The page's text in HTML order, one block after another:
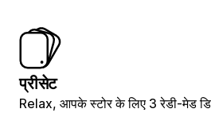
प्रीसेट
Relax, आपके स्टोर के लिए 3 रेडी-मेड